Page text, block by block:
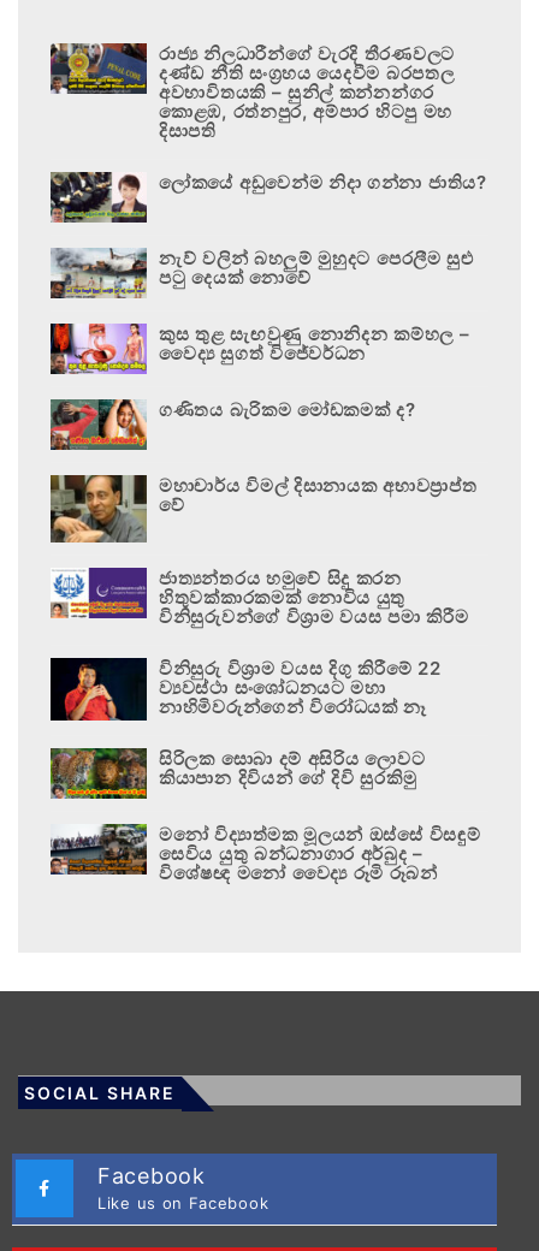
රාජ්‍ය නිලධාරීන්ගේ වැරදි තීරණවලට
දණ්ඩ නීති සංග්‍රහය යෙදවීම බරපතල
අවභාවිතයකි – සුනිල් කන්නන්ගර
කොළඹ, රත්නපුර, අම්පාර හිටපු මහ
දිසාපති
ලෝකයේ අඩුවෙන්ම නිදා ගන්නා ජාතිය?
නැව් වලින් බහලුම් මුහුදට පෙරලීම සුළු
පටු දෙයක් නොවේ
කුස තුළ සැඟවුණු නොනිදන කම්හල –
වෛද්‍ය සුගත් විජේවර්ධන
ගණිතය බැරිකම මෝඩකමක් ද?
මහාචාර්ය විමල් දිසානායක අභාවප්‍රාප්ත
වේ
ජාත්‍යන්තරය හමුවේ සිදු කරන
හිතුවක්කාරකමක් නොවිය යුතු
විනිසුරුවන්ගේ විශ්‍රාම වයස පමා කිරීම
විනිසුරු විශ්‍රාම වයස දිගු කිරීමේ 22
ව්‍යවස්ථා සංශෝධනයට මහා
නාහිමිවරුන්ගෙන් විරෝධයක් නෑ
සිරිලක සොබා දම් අසිරිය ලොවට
කියාපාන දිවියන් ගේ දිවි සුරකිමු
මනෝ විද්‍යාත්මක මූලයන් ඔස්සේ විසඳුම්
සෙවිය යුතු බන්ධනාගාර අර්බුද –
විශේෂඥ මනෝ වෛද්‍ය රූමි රූබන්
SOCIAL SHARE
Facebook
Like us on Facebook